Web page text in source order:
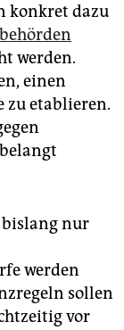
konkret dazu
werden.
einen
zu etablieren.
nur
werden
sollen
vor